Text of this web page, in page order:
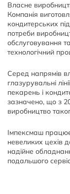
Власне
Компанія
кондитерських
потреби
обслуговування
технологічний
Серед напрямів
глазурувальні
пекарень і
зазначено, що з
виробництво
Імпексмаш
невеликих цехів
надійне
подальшого